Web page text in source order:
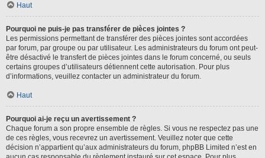
Haut
Pourquoi ne puis-je pas transférer de pièces jointes ?
Les permissions permettant de transférer des pièces jointes sont accordées
par forum, par groupe ou par utilisateur. Les administrateurs du forum ont peut-
être désactivé le transfert de pièces jointes dans le forum concerné, ou seuls
certains groupes d’utilisateurs détiennent cette autorisation. Pour plus
d’informations, veuillez contacter un administrateur du forum.
Haut
Pourquoi ai-je reçu un avertissement ?
Chaque forum a son propre ensemble de règles. Si vous ne respectez pas une
de ces règles, vous recevrez un avertissement. Veuillez noter que cette
décision n’appartient qu’aux administrateurs du forum, phpBB Limited n’est en